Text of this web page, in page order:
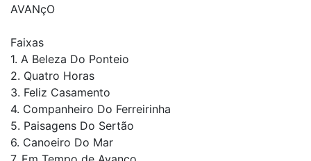
AVANçO
Faixas
1. A Beleza Do Ponteio
2. Quatro Horas
3. Feliz Casamento
4. Companheiro Do Ferreirinha
5. Paisagens Do Sertão
6. Canoeiro Do Mar